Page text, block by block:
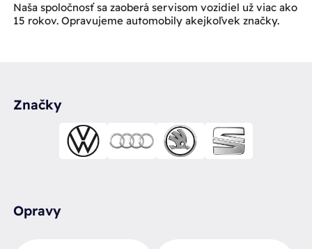
Naša spoločnosť sa zaoberá servisom vozidiel už viac ako
15 rokov. Opravujeme automobily akejkoľvek značky.
Značky
Opravy